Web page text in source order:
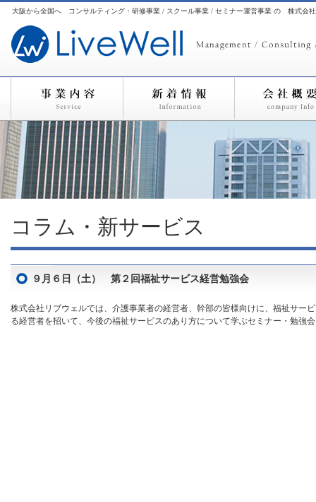
大阪から全国へ コンサルティング・研修事業 / スクール事業 / セミナー運営事業 の 株式会
コラム・新サービス
９月６日（土） 第２回福祉サービス経営勉強会
株式会社リブウェルでは、介護事業者の経営者、幹部の皆様向けに、福祉サー
る経営者を招いて、今後の福祉サービスのあり方について学ぶセミナー・勉強